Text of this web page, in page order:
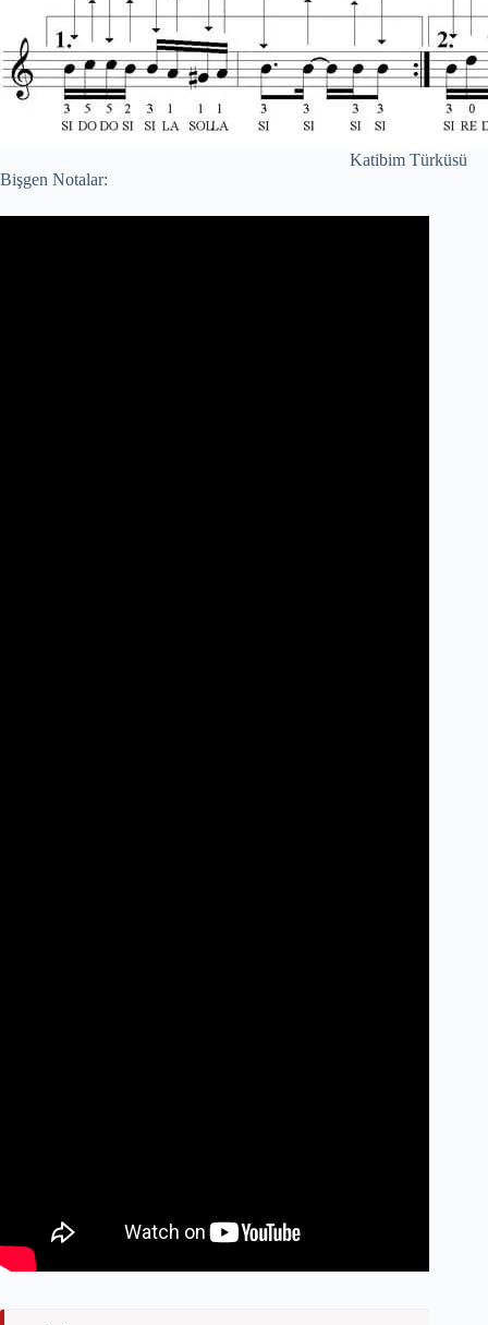
Katibim Türküsü
Bişgen Notalar: